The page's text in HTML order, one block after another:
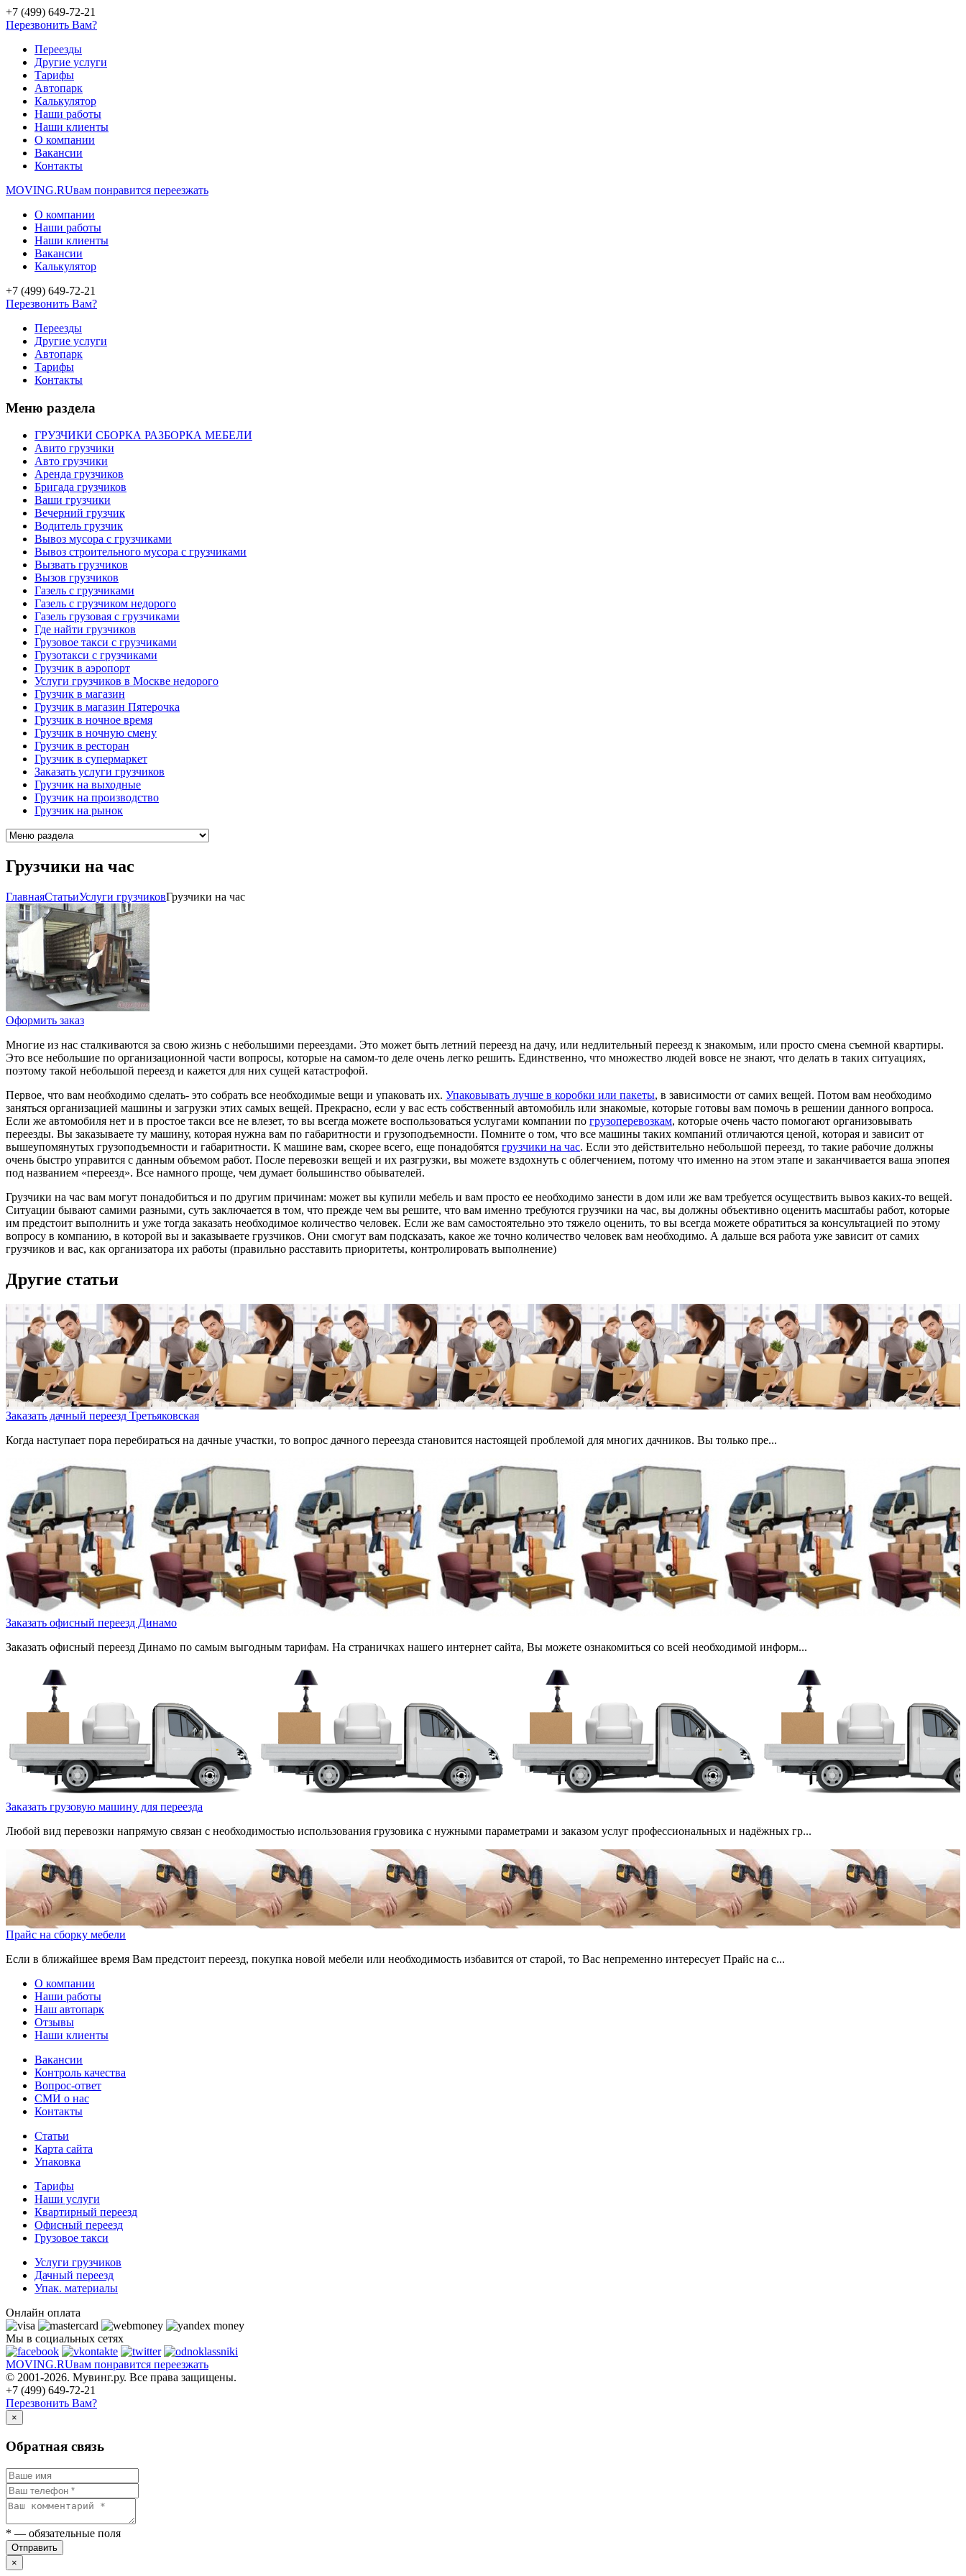
+7 (499) 649-72-21
Перезвонить Вам?
Переезды
Другие услуги
Тарифы
Автопарк
Калькулятор
Наши работы
Наши клиенты
О компании
Вакансии
Контакты
MOVING.RUвам понравится переезжать
О компании
Наши работы
Наши клиенты
Вакансии
Калькулятор
+7 (499) 649-72-21
Перезвонить Вам?
Переезды
Другие услуги
Автопарк
Тарифы
Контакты
Меню раздела
ГРУЗЧИКИ СБОРКА РАЗБОРКА МЕБЕЛИ
Авито грузчики
Авто грузчики
Аренда грузчиков
Бригада грузчиков
Ваши грузчики
Вечерний грузчик
Водитель грузчик
Вывоз мусора с грузчиками
Вывоз строительного мусора с грузчиками
Вызвать грузчиков
Вызов грузчиков
Газель с грузчиками
Газель с грузчиком недорого
Газель грузовая с грузчиками
Где найти грузчиков
Грузовое такси с грузчиками
Грузотакси с грузчиками
Грузчик в аэропорт
Услуги грузчиков в Москве недорого
Грузчик в магазин
Грузчик в магазин Пятерочка
Грузчик в ночное время
Грузчик в ночную смену
Грузчик в ресторан
Грузчик в супермаркет
Заказать услуги грузчиков
Грузчик на выходные
Грузчик на производство
Грузчик на рынок
Грузчики на час
ГлавнаяCтатьиУслуги грузчиковГрузчики на час
Оформить заказ
Многие из нас сталкиваются за свою жизнь с небольшими переездами. Это может быть летний переезд на дачу, или недлительный переезд к знакомым, или просто смена съемной квартиры.
Это все небольшие по организационной части вопросы, которые на самом-то деле очень легко решить. Единственно, что множество людей вовсе не знают, что делать в таких ситуациях,
поэтому такой небольшой переезд и кажется для них сущей катастрофой.
Первое, что вам необходимо сделать- это собрать все необходимые вещи и упаковать их. Упаковывать лучше в коробки или пакеты, в зависимости от самих вещей. Потом вам необходимо
заняться организацией машины и загрузки этих самых вещей. Прекрасно, если у вас есть собственный автомобиль или знакомые, которые готовы вам помочь в решении данного вопроса.
Если же автомобиля нет и в простое такси все не влезет, то вы всегда можете воспользоваться услугами компании по грузоперевозкам, которые очень часто помогают организовывать
переезды. Вы заказываете ту машину, которая нужна вам по габаритности и грузоподъемности. Помните о том, что все машины таких компаний отличаются ценой, которая и зависит от
вышеупомянутых грузоподъемности и габаритности. К машине вам, скорее всего, еще понадобятся грузчики на час. Если это действительно небольшой переезд, то такие рабочие должны
очень быстро управится с данным объемом работ. После перевозки вещей и их разгрузки, вы можете вздохнуть с облегчением, потому что именно на этом этапе и заканчивается ваша эпопея
под названием «переезд». Все намного проще, чем думает большинство обывателей.
Грузчики на час вам могут понадобиться и по другим причинам: может вы купили мебель и вам просто ее необходимо занести в дом или же вам требуется осуществить вывоз каких-то вещей.
Ситуации бывают самими разными, суть заключается в том, что прежде чем вы решите, что вам именно требуются грузчики на час, вы должны объективно оценить масштабы работ, которые
им предстоит выполнить и уже тогда заказать необходимое количество человек. Если же вам самостоятельно это тяжело оценить, то вы всегда можете обратиться за консультацией по этому
вопросу в компанию, в которой вы и заказываете грузчиков. Они смогут вам подсказать, какое же точно количество человек вам необходимо. А дальше вся работа уже зависит от самих
грузчиков и вас, как организатора их работы (правильно расставить приоритеты, контролировать выполнение)
Другие статьи
Заказать дачный переезд Третьяковская
Когда наступает пора перебираться на дачные участки, то вопрос дачного переезда становится настоящей проблемой для многих дачников. Вы только пре...
Заказать офисный переезд Динамо
Заказать офисный переезд Динамо по самым выгодным тарифам. На страничках нашего интернет сайта, Вы можете ознакомиться со всей необходимой информ...
Заказать грузовую машину для переезда
Любой вид перевозки напрямую связан с необходимостью использования грузовика с нужными параметрами и заказом услуг профессиональных и надёжных гр...
Прайс на сборку мебели
Если в ближайшее время Вам предстоит переезд, покупка новой мебели или необходимость избавится от старой, то Вас непременно интересует Прайс на с...
О компании
Наши работы
Наш автопарк
Отзывы
Наши клиенты
Вакансии
Контроль качества
Вопрос-ответ
СМИ о нас
Контакты
Статьи
Карта сайта
Упаковка
Тарифы
Наши услуги
Квартирный переезд
Офисный переезд
Грузовое такси
Услуги грузчиков
Дачный переезд
Упак. материалы
Онлайн оплата
Мы в социальных сетях
MOVING.RUвам понравится переезжать
© 2001-2026. Мувинг.ру. Все права защищены.
+7 (499) 649-72-21
Перезвонить Вам?
×
Обратная связь
* — обязательные поля
Отправить
×